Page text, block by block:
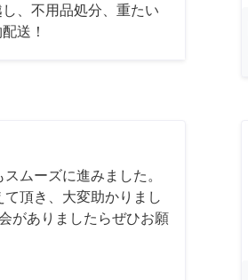
し、不用品処分、重たい
送！
ムーズに進みました。
頂き、大変助かりまし
がありましたらぜひお願